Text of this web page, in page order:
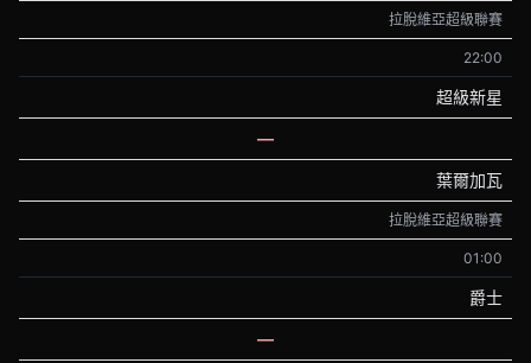
拉脫維亞超級聯賽
22:00
超級新星
—
葉爾加瓦
拉脫維亞超級聯賽
01:00
爵士
—